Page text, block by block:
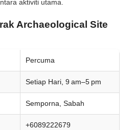
aktiviti utama.
Archaeological Site
Percuma
Setiap Hari, 9 am–5 pm
Semporna, Sabah
+6089222679